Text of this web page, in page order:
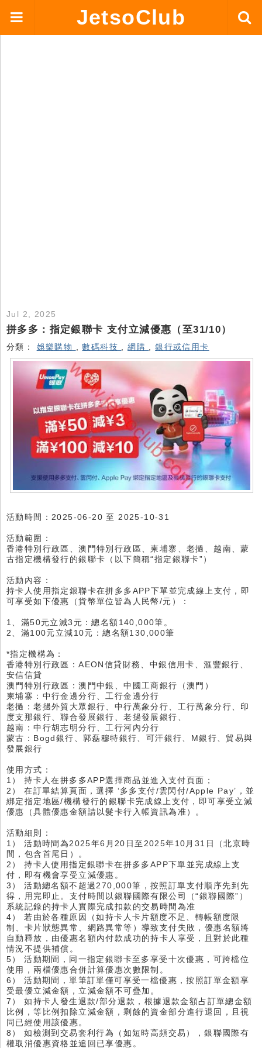
JetsoClub
Jul 2, 2025
拼多多：指定銀聯卡 支付立減優惠（至31/10）
分類： 娛樂購物 ,數碼科技 ,網購 ,銀行或信用卡
活動時間：2025-06-20 至 2025-10-31
活動範圍：
香港特別行政區、澳門特別行政區、柬埔寨、老撾、越南、蒙
古指定機構發行的銀聯卡（以下簡稱“指定銀聯卡”）
活動內容：
持卡人使用指定銀聯卡在拼多多APP下單並完成線上支付，即
可享受如下優惠（貨幣單位皆為人民幣/元）：
1、滿50元立減3元：總名額140,000筆。
2、滿100元立減10元：總名額130,000筆
*指定機構為：
香港特別行政區：AEON信貸財務、中銀信用卡、滙豐銀行、
安信信貸
澳門特別行政區：澳門中銀、中國工商銀行（澳門）
柬埔寨：中行金邊分行、工行金邊分行
老撾：老撾外貿大眾銀行、中行萬象分行、工行萬象分行、印
度支那銀行、聯合發展銀行、老撾發展銀行、
越南：中行胡志明分行、工行河內分行
蒙古：Bogd銀行、郭磊穆特銀行、可汗銀行、M銀行、貿易與
發展銀行
使用方式：
1） 持卡人在拼多多APP選擇商品並進入支付頁面；
2） 在訂單結算頁面，選擇 ‘多多支付/雲閃付/Apple Pay’，並
綁定指定地區/機構發行的銀聯卡完成線上支付，即可享受立減
優惠（具體優惠金額請以髮卡行入帳資訊為准）。
活動細則：
1） 活動時間為2025年6月20日至2025年10月31日（北京時
間，包含首尾日）。
2） 持卡人使用指定銀聯卡在拼多多APP下單並完成線上支
付，即有機會享受立減優惠。
3） 活動總名額不超過270,000筆，按照訂單支付順序先到先
得，用完即止。支付時間以銀聯國際有限公司（“銀聯國際”）
系統記錄的持卡人實際完成扣款的交易時間為准
4） 若由於各種原因（如持卡人卡片額度不足、轉帳額度限
制、卡片狀態異常、網路異常等）導致支付失敗，優惠名額將
自動釋放，由優惠名額內付款成功的持卡人享受，且對於此種
情況不提供補償。
5） 活動期間，同一指定銀聯卡至多享受十次優惠，可跨檔位
使用，兩檔優惠合併計算優惠次數限制。
6） 活動期間，單筆訂單僅可享受一檔優惠，按照訂單金額享
受最優立減金額，立減金額不可疊加。
7） 如持卡人發生退款/部分退款，根據退款金額占訂單總金額
比例，等比例扣除立減金額，剩餘的資金部分進行退回，且視
同已經使用該優惠。
8） 如檢測到交易套利行為（如短時高頻交易），銀聯國際有
權取消優惠資格並追回已享優惠。